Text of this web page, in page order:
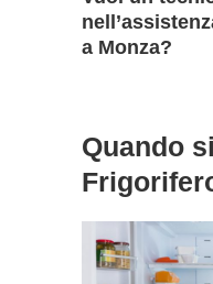
a Monza?
Quando